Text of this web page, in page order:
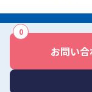
お問い
0
サイトマップ
商標について反